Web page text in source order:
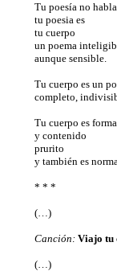
Tu poesía no
tu poesia es
tu cuerpo
un poema
aunque sensible.
Tu cuerpo es un
completo,
Tu cuerpo es forma
y contenido
prurito
y también es
* * *
(…)
Canción: Viajo tu
(…)